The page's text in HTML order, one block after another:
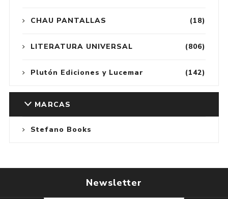
(18)
CHAU PANTALLAS
(806)
LITERATURA UNIVERSAL
(142)
Plutón Ediciones y Lucemar
MARCAS
Stefano Books
Newsletter